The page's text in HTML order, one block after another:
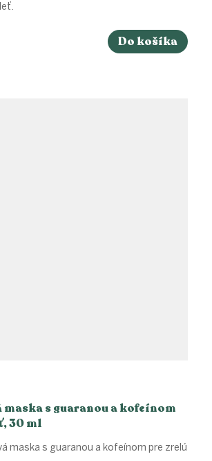
Do košíka
s guaranou a kofeínom
30 ml
maska s guaranou a kofeínom pre zrelú